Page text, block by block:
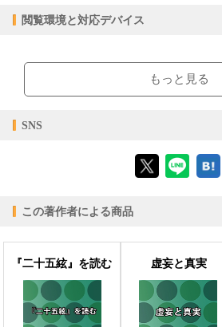
ファイル形式
epub
閲覧環境と対応デバイス
ブラウザビューア・PC版ConTenDoビュー
【対応デバイス】
【PC版ConTenDoビューア】
【モバイルビューア】
もっと見る
SNS
この著作者による商品
『二十五絃』を読む 虚妄と真実